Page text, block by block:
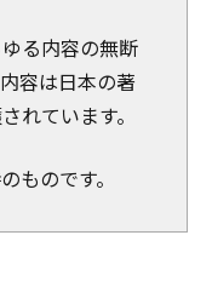
る内容の無断
容は日本の著
れています。
ものです。